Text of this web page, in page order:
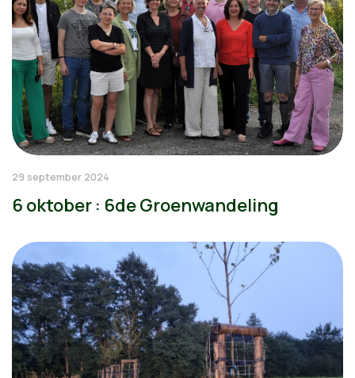
29 september 2024
6 oktober : 6de Groenwandeling